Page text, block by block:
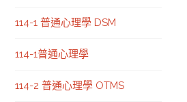
114-1 普通心理學 DSM
114-1普通心理學
114-2 普通心理學 OTMS